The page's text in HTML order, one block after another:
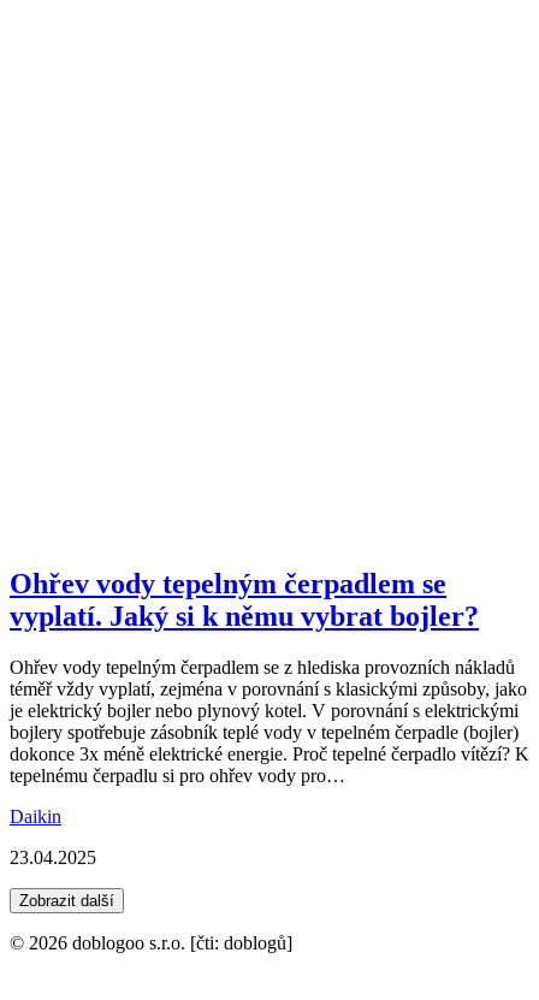
Ohřev vody tepelným čerpadlem se
vyplatí. Jaký si k němu vybrat bojler?
Ohřev vody tepelným čerpadlem se z hlediska provozních nákladů
téměř vždy vyplatí, zejména v porovnání s klasickými způsoby, jako
je elektrický bojler nebo plynový kotel. V porovnání s elektrickými
bojlery spotřebuje zásobník teplé vody v tepelném čerpadle (bojler)
dokonce 3x méně elektrické energie. Proč tepelné čerpadlo vítězí? K
tepelnému čerpadlu si pro ohřev vody pro…
Daikin
23.04.2025
Zobrazit další
© 2026 doblogoo s.r.o. [čti: doblogů]